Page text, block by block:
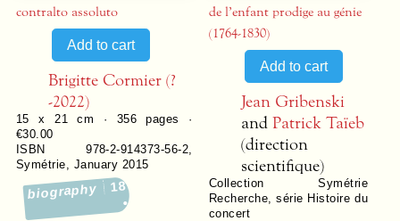
contralto assoluto
Brigitte Cormier (?
-2022)
15 x 21 cm · 356 pages ·
€30.00
ISBN 978-2-914373-56-2
Symétrie
January 2015
biography 18
de l’enfant prodige au génie
(1764-1830)
Jean Gribenski
and Patrick Taïeb
(direction
scientifique)
Collection Symétrie
Recherche, série Histoire du
concert